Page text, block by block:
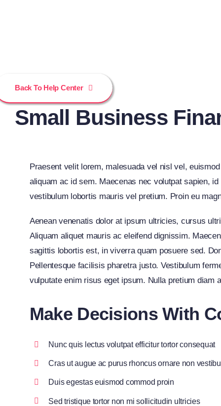
Back To Help Center
Small Business
Praesent velit lorem, malesuada vel nisl vel,
aliquam ac id sem. Maecenas nec volutpat sapien,
vestibulum lobortis mauris vel pretium. Proin eu
Aenean venenatis dolor at ipsum ultricies, cursus
Aliquam aliquet mauris ac eleifend dignissim.
sagittis lobortis est, in viverra quam posuere sed.
Pellentesque facilisis pharetra justo. Vestibulum
vulputate enim risus eget ipsum. Nulla pretium diam
Make Decisions With
Nunc quis lectus volutpat efficitur tortor consequat
Cras ut augue ac purus rhoncus ornare non
Duis egestas euismod commod proin
Sed tristique tortor non mi sollicitudin ultricies